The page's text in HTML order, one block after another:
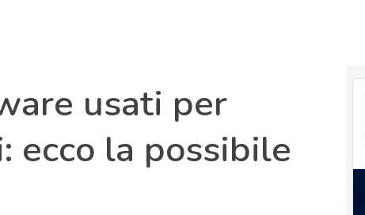
usati per
ecco la possibile